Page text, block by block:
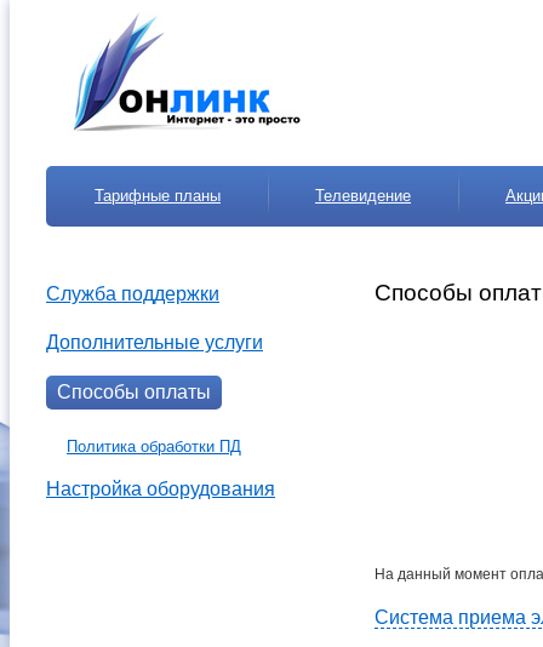
Тарифные планы Телевидение
Служба поддержки
Дополнительные услуги
Способы оплаты
Политика обработки ПД
Настройка оборудования
Способы
На данный момент
Система приема